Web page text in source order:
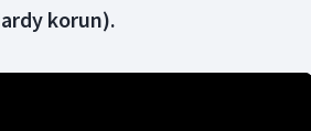
korun).